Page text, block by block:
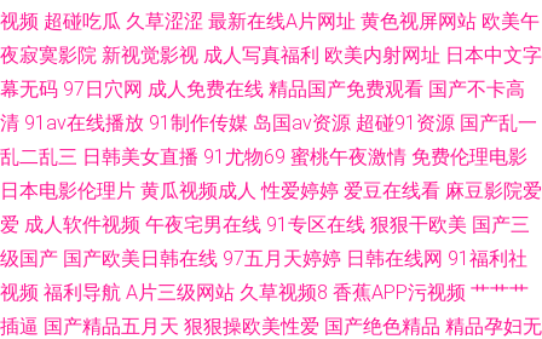
视频 超碰吃瓜 久草涩涩 最新在线A片网址 黄色视屏网站 欧美午
夜寂寞影院 新视觉影视 成人写真福利 欧美内射网址 日本中文字
幕无码 97日穴网 成人免费在线 精品国产免费观看 国产不卡高
清 91av在线播放 91制作传媒 岛国av资源 超碰91资源 国产乱一
乱二乱三 日韩美女直播 91尤物69 蜜桃午夜激情 免费伦理电影
日本电影伦理片 黄瓜视频成人 性爱婷婷 爱豆在线看 麻豆影院爱
爱 成人软件视频 午夜宅男在线 91专区在线 狠狠干欧美 国产三
级国产 国产欧美日韩在线 97五月天婷婷 日韩在线网 91福利社
视频 福利导航 A片三级网站 久草视频8 香蕉APP污视频 艹艹艹
插逼 国产精品五月天 狠狠操欧美性爱 国产绝色精品 精品孕妇无